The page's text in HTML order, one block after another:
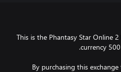
This is the Phantasy Star Online
･By purchasing this